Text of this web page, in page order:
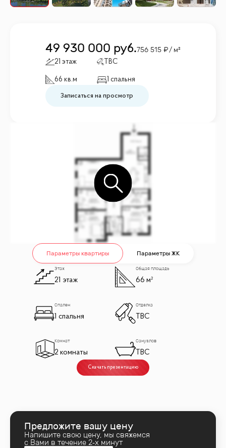
49 930 000 руб.756 515 / м²
21 этаж TBC
66 кв.м 1 спальня
Записаться на просмотр
Параметры квартиры Параметры ЖК
Этаж
21 этаж
Общая площадь
66 м²
Спален
1 спальня
Отделка
TBC
Комнат
2 комнаты
Санузлов
TBC
Скачать презентацию
Предложите вашу цену
Напишите свою цену, мы свяжемся
с Вами в течение 2‑х минут